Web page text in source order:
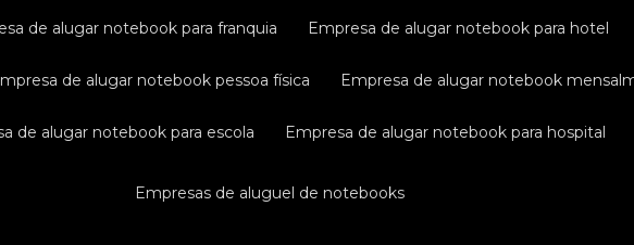
de alugar notebook para franquia empresa de alugar notebook para hotel
empresa de alugar notebook pessoa física empresa de alugar notebook
de alugar notebook para escola empresa de alugar notebook para hospital
empresas de aluguel de notebooks